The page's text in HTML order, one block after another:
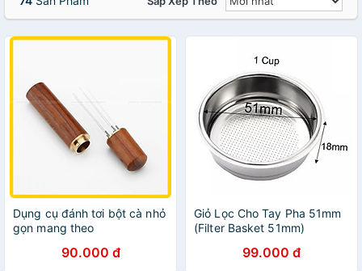
Dụng cụ đánh tơi bột cà nhỏ
gọn mang theo
90.000 đ
Giỏ Lọc Cho Tay Pha 51mm
(Filter Basket 51mm)
99.000 đ